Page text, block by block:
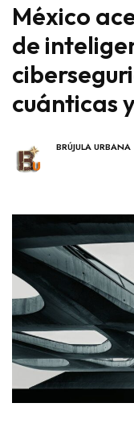
México
de
cuánticas
BRÚJULA URBANA